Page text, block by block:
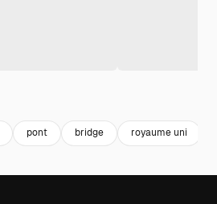
pont bridge royaume uni